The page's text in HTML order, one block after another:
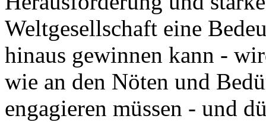
Weltgesellschaft eine
hinaus gewinnen kann -
wie an den Nöten und
engagieren müssen - und